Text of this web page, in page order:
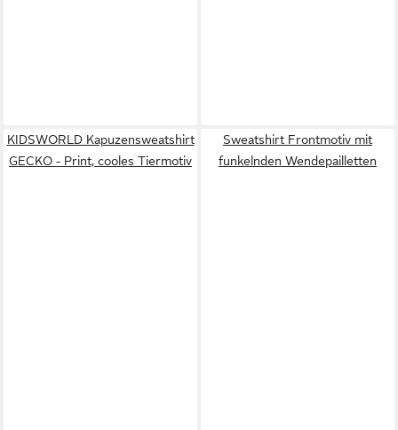
KIDSWORLD Kapuzensweatshirt
GECKO - Print, cooles Tiermotiv
Sweatshirt Frontmotiv mit
funkelnden Wendepailletten